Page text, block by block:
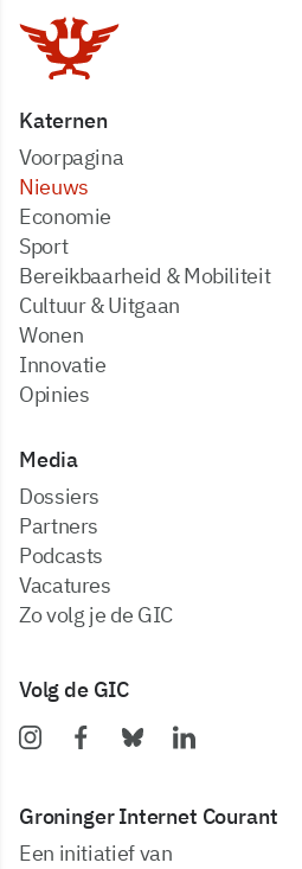
Katernen
Voorpagina
Nieuws
Economie
Sport
Bereikbaarheid & Mobiliteit
Cultuur & Uitgaan
Wonen
Innovatie
Opinies
Media
dossiers
partners
podcasts
vacatures
zo volg je de GIC
Volg de GIC
Groninger Internet Courant
Een initiatief van